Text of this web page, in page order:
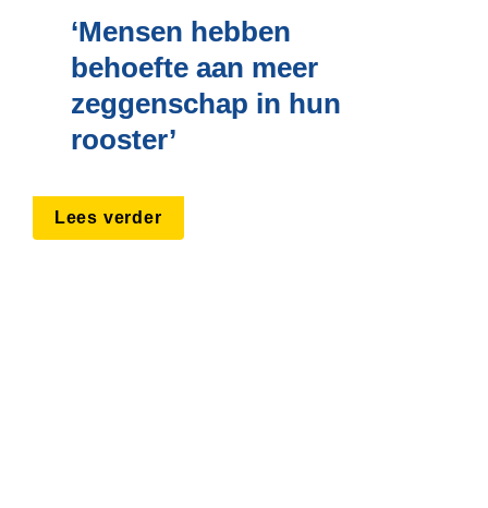
‘Mensen hebben
behoefte aan meer
zeggen­schap in hun
rooster’
Lees verder